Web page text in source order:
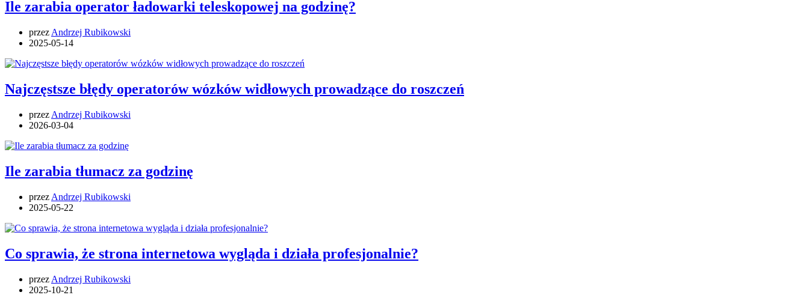
Ile zarabia operator ładowarki teleskopowej na godzinę?
przez Andrzej Rubikowski
2025-05-14
Najczęstsze błędy operatorów wózków widłowych prowadzące do roszczeń
przez Andrzej Rubikowski
2026-03-04
Ile zarabia tłumacz za godzinę
przez Andrzej Rubikowski
2025-05-22
Co sprawia, że strona internetowa wygląda i działa profesjonalnie?
przez Andrzej Rubikowski
2025-10-21